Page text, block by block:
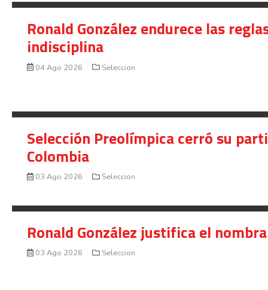
Ronald González endurece las
indisciplina
04 Ago 2026 Seleccion
Selección Preolímpica cerró su
Colombia
03 Ago 2026 Seleccion
Ronald González justifica el
03 Ago 2026 Seleccion